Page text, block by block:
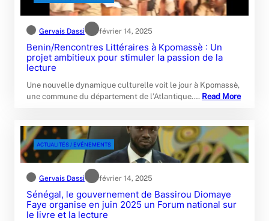
Gervais Dassi février 14, 2025
Benin/Rencontres Littéraires à Kpomassè : Un
projet ambitieux pour stimuler la passion de la
lecture
Une nouvelle dynamique culturelle voit le jour à Kpomassè,
une commune du département de l’Atlantique.… Read More
ACTUALITÉS / EVÉNEMENTS
Gervais Dassi février 14, 2025
Sénégal, le gouvernement de Bassirou Diomaye
Faye organise en juin 2025 un Forum national sur
le livre et la lecture